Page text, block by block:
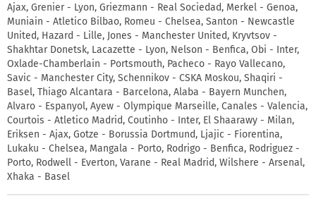
Ajax, Grenier - Lyon, Griezmann - Real Sociedad, Merkel - Genoa,
Muniain - Atletico Bilbao, Romeu - Chelsea, Santon - Newcastle
United, Hazard - Lille, Jones - Manchester United, Kryvtsov -
Shakhtar Donetsk, Lacazette - Lyon, Nelson - Benfica, Obi - Inter,
Oxlade-Chamberlain - Portsmouth, Pacheco - Rayo Vallecano,
Savic - Manchester City, Schennikov - CSKA Moskou, Shaqiri -
Basel, Thiago Alcantara - Barcelona, Alaba - Bayern Munchen,
Alvaro - Espanyol, Ayew - Olympique Marseille, Canales - Valencia,
Courtois - Atletico Madrid, Coutinho - Inter, El Shaarawy - Milan,
Eriksen - Ajax, Gotze - Borussia Dortmund, Ljajic - Fiorentina,
Lukaku - Chelsea, Mangala - Porto, Rodrigo - Benfica, Rodriguez -
Porto, Rodwell - Everton, Varane - Real Madrid, Wilshere - Arsenal,
Xhaka - Basel